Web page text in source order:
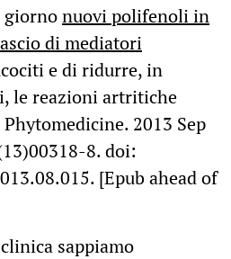
giornonuovi polifenoli in
di mediatori
e di ridurre, in
le reazioni artritiche
2013 Sep
8. doi:
[Epub ahead of
sappiamo